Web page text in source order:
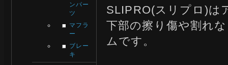
ンパー
ツ
マフラ
ー
ブレー
キ
SLIPRO(スリプロ)は
下部の擦り傷や割れ
ムです。